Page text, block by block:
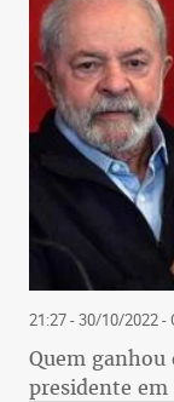
21:27 - 30/10/2022-
Quem ganhou
presidente em